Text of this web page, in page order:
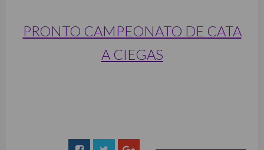
PRONTO CAMPEONATO DE CATA
A CIEGAS